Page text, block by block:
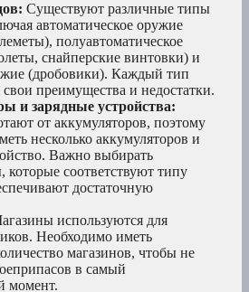
Существуют различные типы
автоматическое оружие
полуавтоматическое
снайперские винтовки) и
(дробовики). Каждый тип
преимущества и недостатки.
и зарядные устройства:
от аккумуляторов, поэтому
несколько аккумуляторов и
Важно выбирать
которые соответствуют типу
достаточную
используются для
Необходимо иметь
магазинов, чтобы не
в самый
момент.